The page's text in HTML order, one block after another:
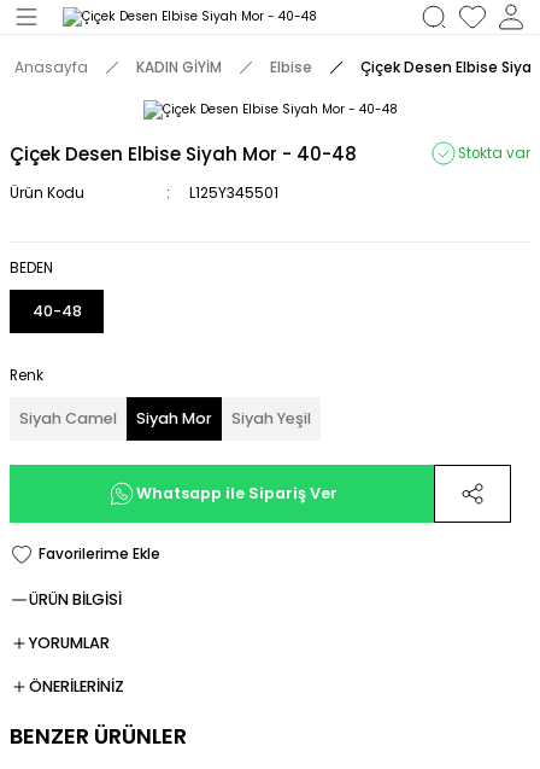
Geri Dön
Anasayfa KADIN GİYİM Elbise Çiçek Desen Elbise
Çiçek Desen Elbise Siyah Mor - 40-48 Stokta var
Ürün Kodu L125Y345501
BEDEN
40-48
Renk
Siyah Camel Siyah Mor Siyah Yeşil
Whatsapp ile Sipariş Ver
ÜRÜN BİLGİSİ
YORUMLAR
ÖNERİLERİNİZ
BENZER ÜRÜNLER